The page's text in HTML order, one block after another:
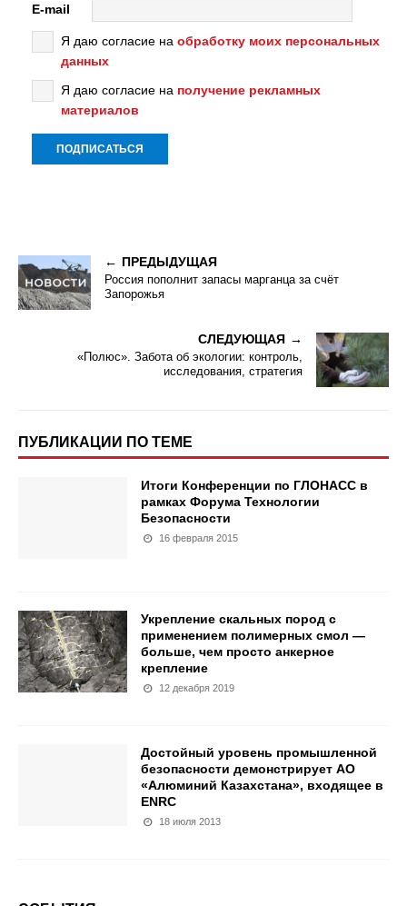
E-mail
Я даю согласие на обработку моих персональных
данных
Я даю согласие на получение рекламных
материалов
ПРЕДЫДУЩАЯ
Россия пополнит запасы марганца за счёт
Запорожья
СЛЕДУЮЩАЯ
«Полюс». Забота об экологии: контроль,
исследования, стратегия
ПУБЛИКАЦИИ ПО ТЕМЕ
Итоги Конференции по ГЛОНАСС в
рамках Форума Технологии
Безопасности
16 февраля 2015
Укрепление скальных пород с
применением полимерных смол —
больше, чем просто анкерное
крепление
12 декабря 2019
Достойный уровень промышленной
безопасности демонстрирует АО
«Алюминий Казахстана», входящее в
ENRC
18 июля 2013